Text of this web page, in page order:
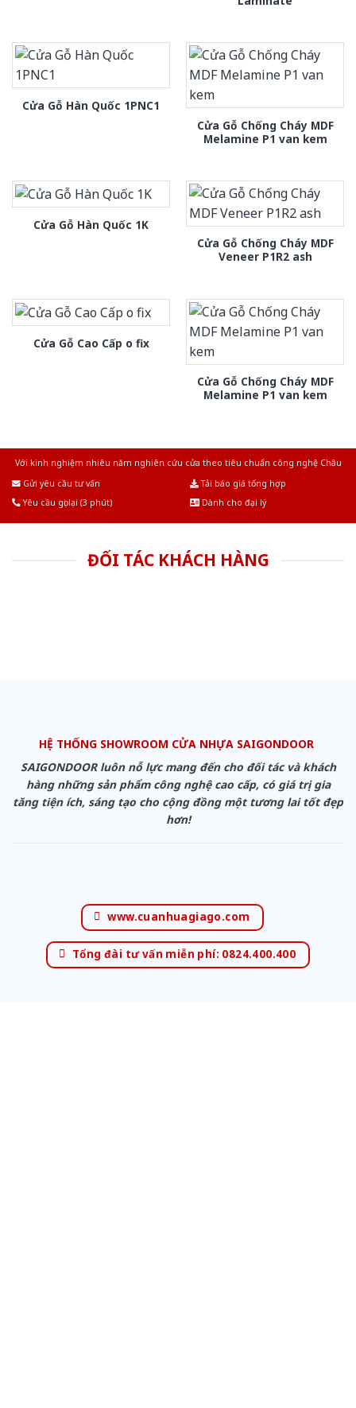
Cửa Gỗ Hàn Quốc 1PNC1
Cửa Gỗ Chống Cháy MDF
Melamine P1 van kem
Cửa Gỗ Hàn Quốc 1K
Cửa Gỗ Chống Cháy MDF
Veneer P1R2 ash
Cửa Gỗ Cao Cấp o fix
Cửa Gỗ Chống Cháy MDF
Melamine P1 van kem
Với kinh nghiệm nhiêu năm nghiên cứu cửa theo tiêu chuẩn công nghệ Châu
Gửi yêu cầu tư vấn
Tải báo giá tổng hợp
Yêu cầu gọi lại (3 phút)
Dành cho đại lý
ĐỐI TÁC KHÁCH HÀNG
HỆ THỐNG SHOWROOM CỬA NHỰA SAIGONDOOR
SAIGONDOOR luôn nỗ lực mang đến cho đối tác và khách
hàng những sản phẩm công nghệ cao cấp, có giá trị gia
tăng tiện ích, sáng tạo cho cộng đồng một tương lai tốt đẹp
hơn!
www.cuanhuagiago.com
Tổng đài tư vấn miễn phí: 0824.400.400